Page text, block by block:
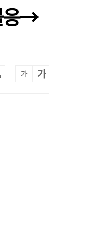
응→
가 가